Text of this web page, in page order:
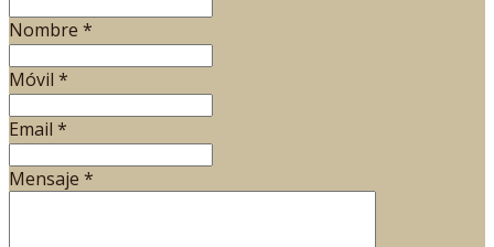
Nombre *
Móvil *
Email *
Mensaje *